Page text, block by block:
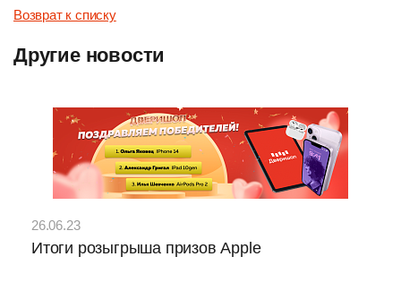
Возврат к списку
Другие новости
26.06.23
Итоги розыгрыша призов Apple